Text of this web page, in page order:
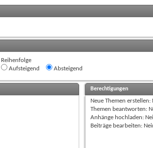
Reihenfolge
Aufsteigend
Absteigend
Berechtigungen
Neue Themen erstellen:
Themen beantworten:
Anhänge hochladen:
Beiträge bearbeiten: